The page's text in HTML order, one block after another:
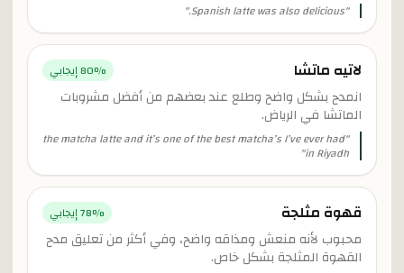
"
Spanish latte was also delicious.
"
لاتيه ماتشا 80% إيجابي
انمدح بشكل واضح وطلع عند بعضهم من أفضل مشروبات
الماتشا في الرياض.
"
the matcha latte and it’s one of the best matcha’s I’ve ever had
in Riyadh
"
قهوة مثلجة 78% إيجابي
محبوب لأنه منعش ومذاقه واضح، وفي أكثر من تعليق مدح
القهوة المثلجة بشكل خاص.